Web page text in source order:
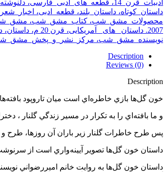
ادبیات_قرن_14، قطعه_های_ادبی_فارسی، دلنوشته ، هنر،تاریخ، اخبار_ادبیات، اخبار،هنر، اخبار_شعر، اخبار_هنر
داستان_کوتاه، داستان_بلند، قطعه_ادبی،
محصولات_مشق_شب، کتاب_مشق_شب، مشق_شب
2007. داستان _های_ آمریکایی، قرن 20 م، داستان، داستان بلند،
نویسنده_مشق_شب،
Description
Reviews (0)
Description
خون گل‌ها بازي خاطره‌اي است ميان تاروپود
و ما بافته‌اي را به تكرار در مسير زندگي
پس طرح خاطرات گلنار زير باران آن روزها،
داستان خون گل‌ها تصوير آيينه‌واري است از
داستان خون گل‌ها به روايت خانم اميررضواني